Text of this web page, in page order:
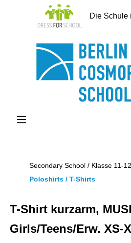
springen
Die Schule
Secondary School / Klasse 11-12
Poloshirts / T-Shirts
T-Shirt kurzarm,
Girls/Teens/Erw. XS-